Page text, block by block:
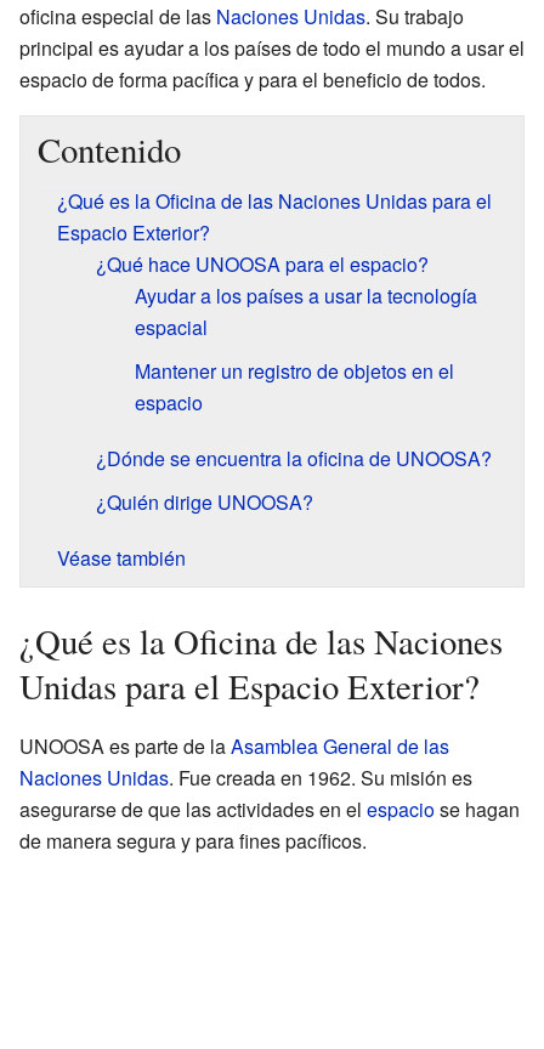
oficina especial de las Naciones Unidas. Su trabajo
principal es ayudar a los países de todo el mundo a usar el
espacio de forma pacífica y para el beneficio de todos.
Contenido
¿Qué es la Oficina de las Naciones Unidas para el
Espacio Exterior?
¿Qué hace UNOOSA para el espacio?
Ayudar a los países a usar la tecnología
espacial
Mantener un registro de objetos en el
espacio
¿Dónde se encuentra la oficina de UNOOSA?
¿Quién dirige UNOOSA?
Véase también
¿Qué es la Oficina de las Naciones
Unidas para el Espacio Exterior?
UNOOSA es parte de laAsamblea General de las
Naciones Unidas. Fue creada en 1962. Su misión es
asegurarse de que las actividades en el espaciose hagan
de manera segura y para fines pacíficos.